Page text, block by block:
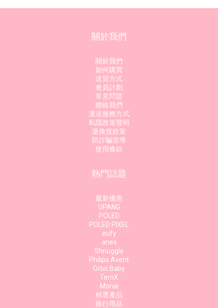
關於我們
關於我們
如何購買
送貨方式
會員計劃
常見問題
聯絡我們
運送服務方式
私隱政策聲明
退換貨政策
防詐騙宣導
使用條款
熱門話題
最新優惠
UPANG
POLED
POLED PIXEL
eufy
anex
Shnuggle
Philips Avent
Orbit Baby
TernX
Monai
精選產品
旅行用品